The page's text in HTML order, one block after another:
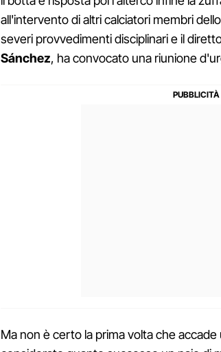
all'intervento di altri calciatori membri
severi provvedimenti disciplinari e il
Sánchez, ha convocato una riunione
Ma non è certo la prima volta che